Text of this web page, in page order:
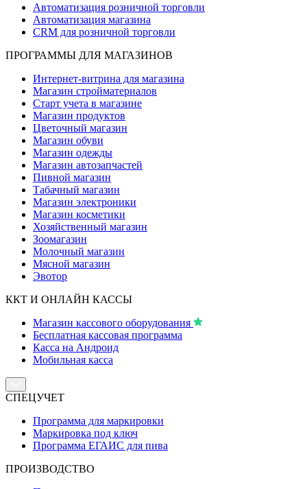
Автоматизация розничной торговли
Автоматизация магазина
CRM для розничной торговли
ПРОГРАММЫ ДЛЯ МАГАЗИНОВ
Интернет-витрина для магазина
Магазин стройматериалов
Старт учета в магазине
Магазин продуктов
Цветочный магазин
Магазин обуви
Магазин одежды
Магазин автозапчастей
Пивной магазин
Табачный магазин
Магазин электроники
Магазин косметики
Хозяйственный магазин
Зоомагазин
Молочный магазин
Мясной магазин
Эвотор
ККТ И ОНЛАЙН КАССЫ
Магазин кассового оборудования
Бесплатная кассовая программа
Касса на Андроид
Мобильная касса
СПЕЦУЧЕТ
Программа для маркировки
Маркировка под ключ
Программа ЕГАИС для пива
ПРОИЗВОДСТВО